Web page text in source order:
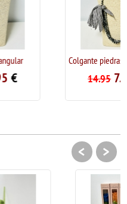
Colgante piedras y pompones
€
< >